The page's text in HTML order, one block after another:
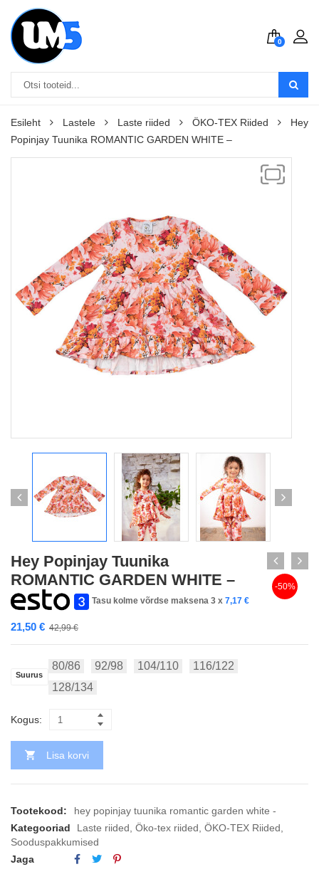
0
Esileht Lastele Laste riided ÖKO-TEX Riided
Hey
Popinjay Tuunika ROMANTIC GARDEN WHITE –
Hey Popinjay Tuunika
ROMANTIC GARDEN WHITE –
Tasu kolme võrdse maksena 3 x 7,17 €
42,99€
21,50 €
-50%
Suurus
80/86 92/98 104/110
116/122
128/134
Kogus:
Lisa korvi
Tootekood:
hey popinjay tuunika romantic garden white -
Kategooriad
Laste riided Öko-tex riided ÖKO-TEX Riided
Sooduspakkumised
Jaga